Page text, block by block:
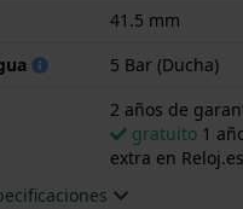
41.5 mm
5 Bar (Ducha)
2 años de
gratuito 1
extra en Reloj.es